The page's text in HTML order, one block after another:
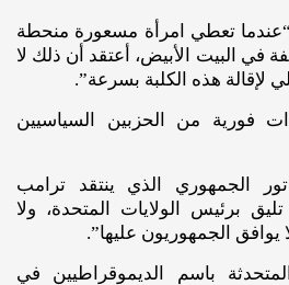
تعطي امرأة مسعورة منحطة
في البيت الأبيض، أعتقد أن ذلك لا
لإقالة هذه الكلبة بسرعة”.
فورية من الحزبين السياسيين
الجمهوري الذي ينتقد ترامب
برئيس الولايات المتحدة، ولا
يوافق الجمهوريون عليها”.
باسم الديموقراطيين في